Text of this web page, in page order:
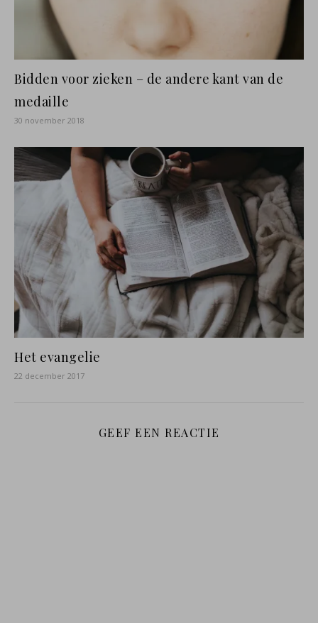
Bidden voor zieken – de andere kant van de
medaille
30 november 2018
Het evangelie
22 december 2017
GEEF EEN REACTIE